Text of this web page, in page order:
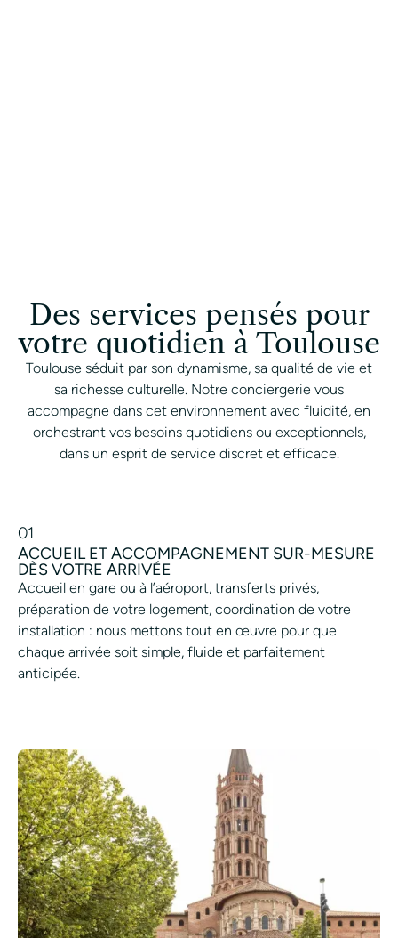
Des services pensés pour
votre quotidien à Toulouse
Toulouse séduit par son dynamisme, sa qualité de vie et
sa richesse culturelle. Notre conciergerie vous
accompagne dans cet environnement avec fluidité, en
orchestrant vos besoins quotidiens ou exceptionnels,
dans un esprit de service discret et efficace.
01
ACCUEIL ET ACCOMPAGNEMENT SUR-MESURE
DÈS VOTRE ARRIVÉE
Accueil en gare ou à l’aéroport, transferts privés,
préparation de votre logement, coordination de votre
installation : nous mettons tout en œuvre pour que
chaque arrivée soit simple, fluide et parfaitement
anticipée.